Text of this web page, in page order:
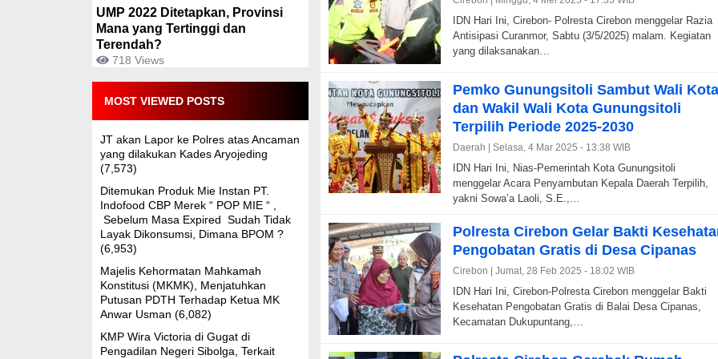
UMP 2022 Ditetapkan, Provinsi
Mana yang Tertinggi dan
Terendah?
718 Views
MOST VIEWED POSTS
JT akan Lapor ke Polres atas Ancaman
yang dilakukan Kades Aryojeding
(7,573)
Ditemukan Produk Mie Instan PT.
Indofood CBP Merek “ POP MIE “ ,
Sebelum Masa Expired Sudah Tidak
Layak Dikonsumsi, Dimana BPOM ?
(6,953)
Majelis Kehormatan Mahkamah
Konstitusi (MKMK), Menjatuhkan
Putusan PDTH Terhadap Ketua MK
Anwar Usman (6,082)
KMP Wira Victoria di Gugat di
Pengadilan Negeri Sibolga, Terkait
IDN Hari Ini, Cirebon- Polresta Cirebon menggelar Razia
Antisipasi Curanmor, Sabtu (3/5/2025) malam. Kegiatan
yang dilaksanakan…
Pemko Gunungsitoli Sambut Wali Kota
dan Wakil Wali Kota Gunungsitoli
Terpilih Periode 2025-2030
Daerah | Selasa, 4 Mar 2025 - 13:38 WIB
IDN Hari Ini, Nias-Pemerintah Kota Gunungsitoli
menggelar Acara Penyambutan Kepala Daerah Terpilih,
yakni Sowa’a Laoli, S.E.,…
Polresta Cirebon Gelar Bakti
Pengobatan Gratis di Desa Cipanas
Cirebon | Jumat, 28 Feb 2025 - 18:02 WIB
IDN Hari Ini, Cirebon-Polresta Cirebon menggelar Bakti
Kesehatan Pengobatan Gratis di Balai Desa Cipanas,
Kecamatan Dukupuntang,…